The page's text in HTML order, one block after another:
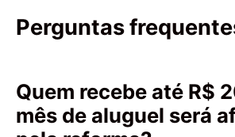
Perguntas
Quem recebe até R$
mês de aluguel será